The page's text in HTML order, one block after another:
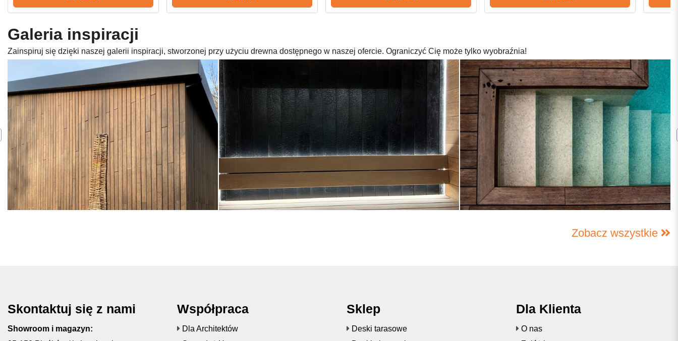
Galeria inspiracji
Zainspiruj się dzięki naszej galerii inspiracji, stworzonej przy użyciu drewna dostępnego w naszej ofercie. Ograniczyć Cię może tylko wyobraźnia!
Zobacz wszystkie
Skontaktuj się z nami
Showroom i magazyn:
Współpraca
Dla Architektów
Sklep
Deski tarasowe
Dla Klienta
O nas